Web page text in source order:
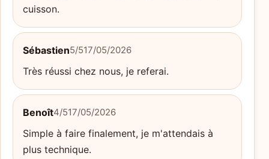
cuisson.
Sébastien5/517/05/2026
Très réussi chez nous, je referai.
Benoît4/517/05/2026
Simple à faire finalement, je m'attendais à
plus technique.